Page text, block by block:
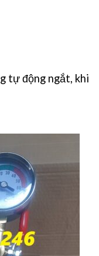
tự động ngắt, khi